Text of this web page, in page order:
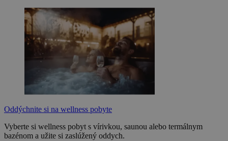
Oddýchnite si na wellness pobyte
Vyberte si wellness pobyt s vírivkou, saunou alebo termálnym
bazénom a užite si zaslúžený oddych.